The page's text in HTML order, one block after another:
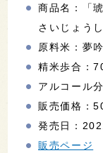
商品名：「
さいじょうし
原料米：夢
精米歩合：
アルコール
販売価格：
発売日：
販売ページ